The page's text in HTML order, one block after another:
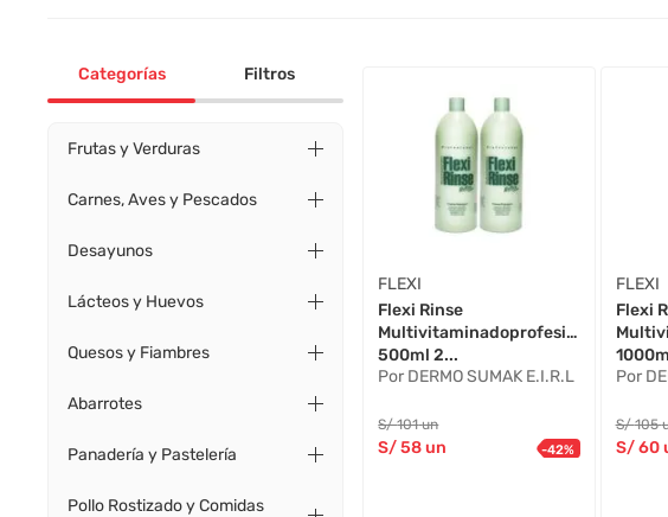
Categorías Filtros
Frutas y Verduras
Carnes, Aves y Pescados
Desayunos
Lácteos y Huevos
Quesos y Fiambres
Abarrotes
Panadería y Pastelería
Pollo Rostizado y Comidas
FLEXI
Flexi Rinse
Multivitaminadoprofesional
500ml 2...
Por DERMO SUMAK E.I.R.L
S/101 un
S/58un -42%
FLEXI
Flexi
Por
S/105
S/60